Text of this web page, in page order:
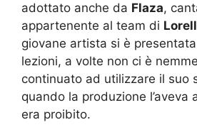
adottato anche da Flaza,
appartenente al team di
giovane artista si è
lezioni, a volte non ci è
continuato ad utilizzare il suo
quando la produzione l’aveva
era proibito.